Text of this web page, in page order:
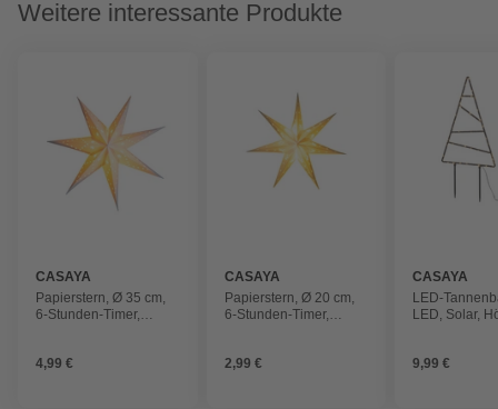
Weitere interessante Produkte
CASAYA
Papierstern, Ø 35 cm,
6-Stunden-Timer,
4,99 €
CASAYA
Papierstern, Ø 20 cm,
6-Stunden-Timer,
2,99 €
CASAYA
LED-
LED, Solar,
9,99 €